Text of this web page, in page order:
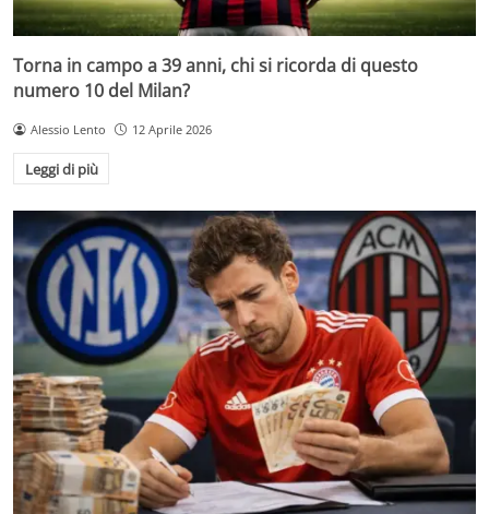
Torna in campo a 39 anni, chi si ricorda di questo
numero 10 del Milan?
Alessio Lento 12 Aprile 2026
Leggi di più